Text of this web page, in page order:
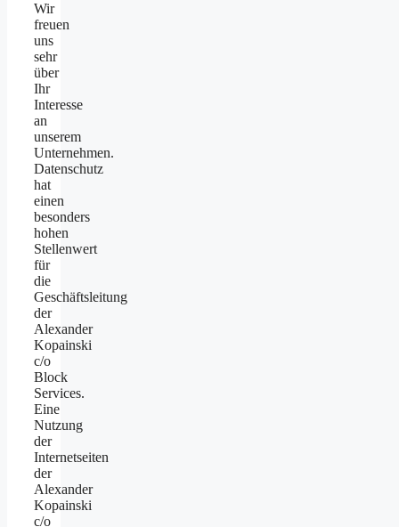
Wir
freuen
uns
sehr
über
Ihr
Interesse
an
unserem
Unternehmen.
Datenschutz
hat
einen
besonders
hohen
Stellenwert
für
die
Geschäftsleitung
der
Alexander
Kopainski
c/o
Block
Services.
Eine
Nutzung
der
Internetseiten
der
Alexander
Kopainski
c/o